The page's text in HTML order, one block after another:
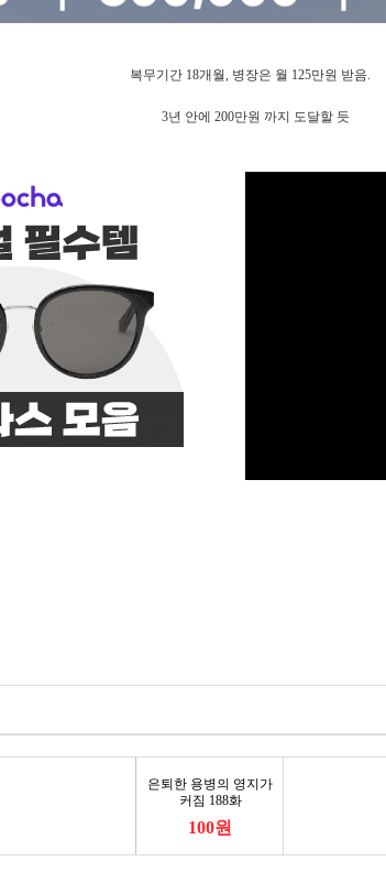
복무기간 18개월, 병장은 월 125만원 받음.
3년 안에 200만원 까지 도달할 듯